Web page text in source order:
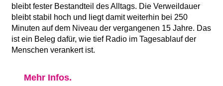
bleibt fester Bestandteil des Alltags. Die Verweildauer
bleibt stabil hoch und liegt damit weiterhin bei 250
Minuten auf dem Niveau der vergangenen 15 Jahre. Das
ist ein Beleg dafür, wie tief Radio im Tagesablauf der
Menschen verankert ist.
Mehr Infos.